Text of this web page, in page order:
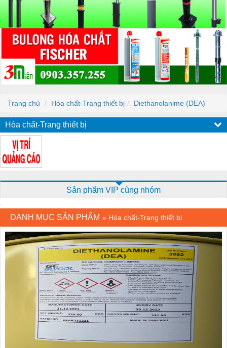
Trang chủ Hóa chất-Trang thiết bị Diethanolanime (DEA)
Hóa chất-Trang thiết bị
Sản phẩm VIP cùng nhóm
DANH MỤC SẢN PHẨM » Hóa chất-Trang thiết bị